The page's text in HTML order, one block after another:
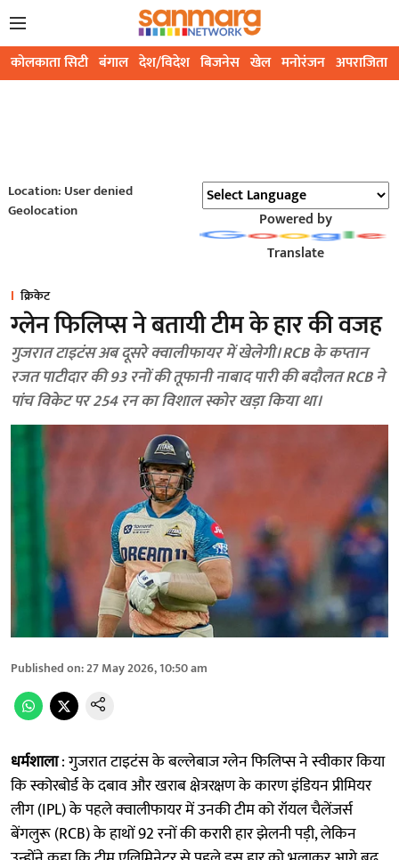
कोलकाता सिटी बंगाल देश/विदेश बिजनेस खेल मनोरंजन अपराजिता
Location: User denied
Geolocation
Powered by
Translate
क्रिकेट
ग्लेन फिलिप्स ने बतायी टीम के हार की वजह
गुजरात टाइटंस अब दूसरे क्वालीफायर में खेलेगी। RCB के कप्तान
रजत पाटीदार की 93 रनों की तूफानी नाबाद पारी की बदौलत RCB ने
पांच विकेट पर 254 रन का विशाल स्कोर खड़ा किया था।
Published on:27 May 2026, 10:50 am
धर्मशाला: गुजरात टाइटंस के बल्लेबाज ग्लेन फिलिप्स ने स्वीकार किया
कि स्कोरबोर्ड के दबाव और खराब क्षेत्ररक्षण के कारण इंडियन प्रीमियर
लीग (IPL) के पहले क्वालीफायर में उनकी टीम को रॉयल चैलेंजर्स
बेंगलुरू (RCB) के हाथों 92 रनों की करारी हार झेलनी पड़ी, लेकिन